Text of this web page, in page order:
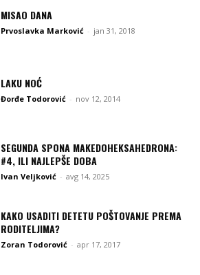
MISAO DANA
Prvoslavka Marković - jan 31, 2018
LAKU NOĆ
Đorđe Todorović - nov 12, 2014
SEGUNDA SPONA MAKEDOHEKSAHEDRONA:
#4, ILI NAJLEPŠE DOBA
Ivan Veljković - avg 14, 2025
KAKO USADITI DETETU POŠTOVANJE PREMA
RODITELJIMA?
Zoran Todorović - apr 17, 2017